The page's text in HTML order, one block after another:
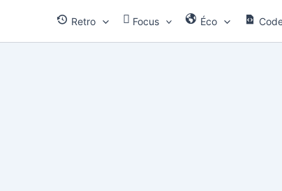
contenu
Retro Focus Éco